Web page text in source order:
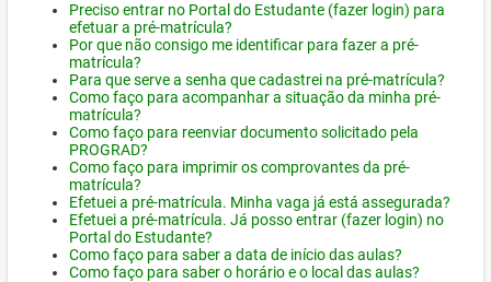
Preciso entrar no Portal do Estudante (fazer login) para
efetuar a pré-matrícula?
Por que não consigo me identificar para fazer a pré-
matrícula?
Para que serve a senha que cadastrei na pré-matrícula?
Como faço para acompanhar a situação da minha pré-
matrícula?
Como faço para reenviar documento solicitado pela
PROGRAD?
Como faço para imprimir os comprovantes da pré-
matrícula?
Efetuei a pré-matrícula. Minha vaga já está assegurada?
Efetuei a pré-matrícula. Já posso entrar (fazer login) no
Portal do Estudante?
Como faço para saber a data de início das aulas?
Como faço para saber o horário e o local das aulas?